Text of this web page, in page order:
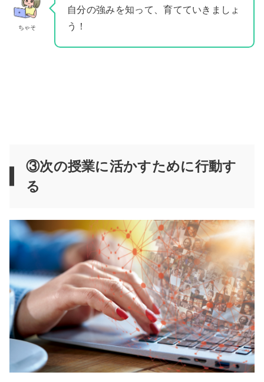
ちゃそ
自分の強みを知って、育てていきましょ
う！
③次の授業に活かすために行動す
る